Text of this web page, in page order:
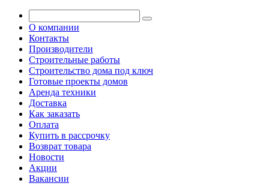
О компании
Контакты
Производители
Строительные работы
Строительство дома под ключ
Готовые проекты домов
Аренда техники
Доставка
Как заказать
Оплата
Купить в рассрочку
Возврат товара
Новости
Акции
Вакансии